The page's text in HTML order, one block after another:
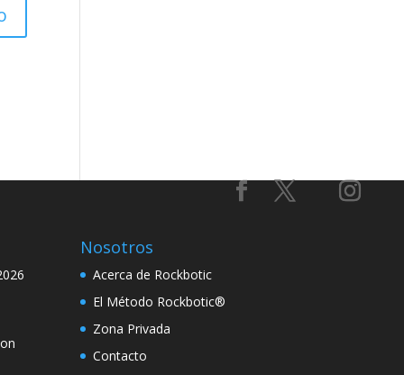
Nosotros
Acerca de Rockbotic
El Método Rockbotic®
Zona Privada
Contacto